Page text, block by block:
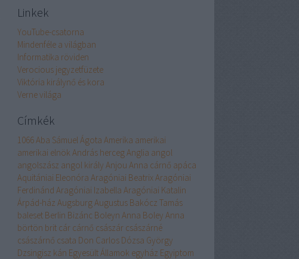
Linkek
YouTube-csatorna
Mindenféle a világban
Informatika röviden
Verocious jegyzetfüzete
Viktória királynő és kora
Verne világa
Címkék
1066Aba SámuelÁgota Amerika amerikai
amerikai elnök András hercegAnglia angol
angolszász angol király Anjou Anna cárnő apáca
Aquitániai Eleonóra Aragóniai BeatrixAragóniai
Ferdinánd Aragóniai Izabella Aragóniai Katalin
Árpád-ház AugsburgAugustus Bakócz Tamás
baleset Berlin Bizánc Boleyn Anna Boley Anna
börtön brit cár cárnő császár császárné
császárnő csata Don Carlos Dózsa György
Dzsingisz kán Egyesült Államok egyház Egyiptom